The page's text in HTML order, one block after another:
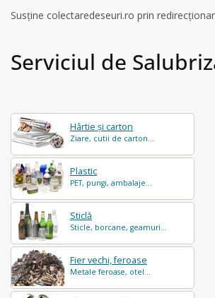
Susține colectaredeseuri.ro prin
Serviciul de
Hârtie și carton
Ziare, cutii de carton...
Plastic
PET, pungi, ambalaje...
Sticlă
Sticle, borcane, geamuri...
Fier vechi, feroase
Metale feroase, otel...